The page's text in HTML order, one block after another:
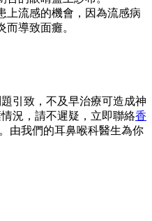
上流感的機會，因為流感病
導致面癱。
引致，不及早治療可造成神
況，請不遲疑，立即聯絡香
。由我們的耳鼻喉科醫生為你